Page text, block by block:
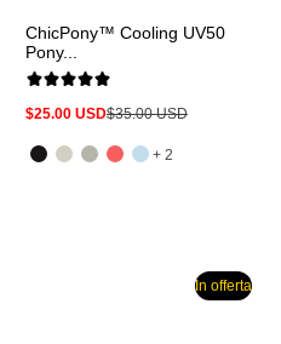
ChicPony™ Cooling UV50
Pony...
Prezzo
offerta
$25.00 USD
Prezzo
$35.00 USD
+ 2
In offerta